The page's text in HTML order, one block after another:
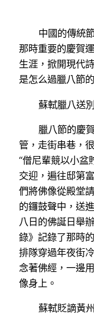
中國的傳統
那時重要的慶賀
生涯，掀開現代
是怎么過臘八節
蘇軾臘八送
臘八節的慶
管，走街串巷，
“僧尼輩競以小盆
交迎，遍往邸第
們將佛像從殿堂
的鑼鼓聲中，送
八日的佛誕日舉
錄》記錄了那時
排隊穿過年夜街
念著佛經，一邊
像身上。
蘇軾貶謫黃